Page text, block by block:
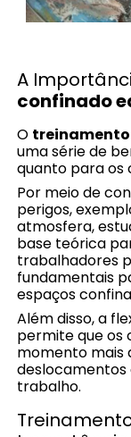
A
confinado
O
uma série de
quanto para os
Por meio de
perigos,
atmosfera,
base teórica
trabalhadores
fundamentais
espaços
Além disso, a
permite que os
momento mais
deslocamentos
trabalho.